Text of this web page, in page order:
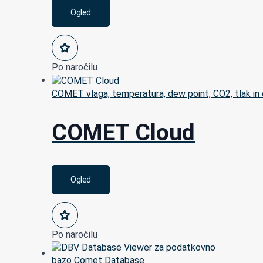
Ogled
Po naročilu
COMET vlaga, temperatura, dew point, CO2, tlak
COMET Cloud
Ogled
Po naročilu